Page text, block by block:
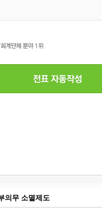
의무 소멸제도